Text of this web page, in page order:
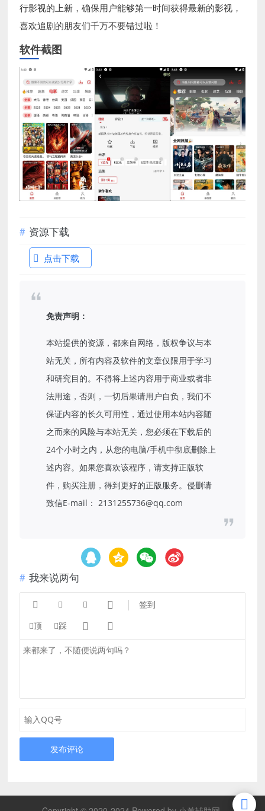
行影视的上新，确保用户能够第一时间获得最新的影视，
喜欢追剧的朋友们千万不要错过啦！
软件截图
资源下载
点击下载
免责声明：
本站提供的资源，都来自网络，版权争议与本
站无关，所有内容及软件的文章仅限用于学习
和研究目的。不得将上述内容用于商业或者非
法用途，否则，一切后果请用户自负，我们不
保证内容的长久可用性，通过使用本站内容随
之而来的风险与本站无关，您必须在下载后的
24个小时之内，从您的电脑/手机中彻底删除上
述内容。如果您喜欢该程序，请支持正版软
件，购买注册，得到更好的正版服务。侵删请
致信E-mail： 2131255736@qq.com
我来说两句
    签到
顶 踩  
发布评论